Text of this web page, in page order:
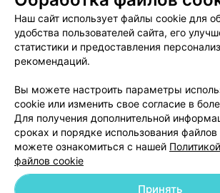
Вакансии
Партнеры
Написать руководителю
Обработка персональных
Наш сайт использует файлы cookie для
удобства пользователей сайта, его
статистики и предоставления
рекомендаций.
Вы можете настроить параметры
cookie или изменить свое согласие в
Для получения дополнительной
сроках и порядке использования
можете ознакомиться с нашей
файлов cookie
Принять